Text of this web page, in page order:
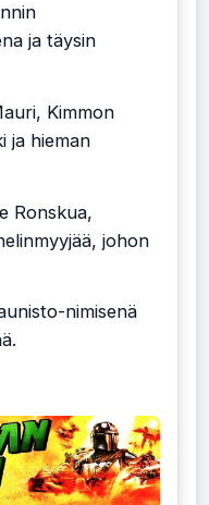
ja täysin
Kimmon
ja hieman
Ronskua,
johon
nimisenä